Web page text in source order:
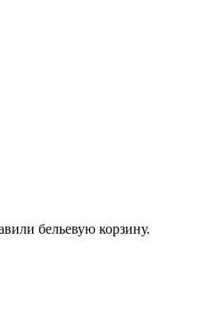
бельевую корзину.